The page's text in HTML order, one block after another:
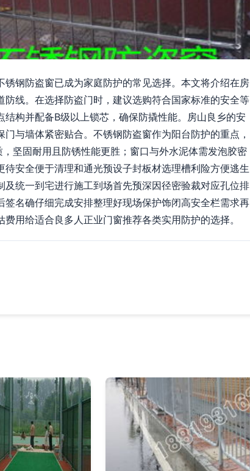
钢防盗窗已成为家庭防护的常见选择。本文将介绍在房
线。在选择防盗门时，建议选购符合国家标准的安全等
构并配备B级以上锁芯，确保防撬性能。房山良乡的安
与墙体紧密贴合。不锈钢防盗窗作为阳台防护的重点，
坚固耐用且防锈性能更胜；窗口与外水泥体需发泡胶密
安全便于清理和通光预设子封板材选理槽利险方便逃生
统一到宅进行施工到场首先预深因径密验裁对应孔位排
名确仔细完成安排整理好现场保护饰闭高安全栏需求再
用给适合良多人正业门窗推荐各类实用防护的选择。